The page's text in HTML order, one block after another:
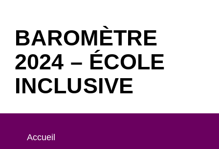
BAROMÈTRE
2024 – ÉCOLE
INCLUSIVE
Accueil